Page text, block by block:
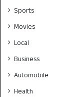
Sports
Movies
Local
Business
Automobile
Health